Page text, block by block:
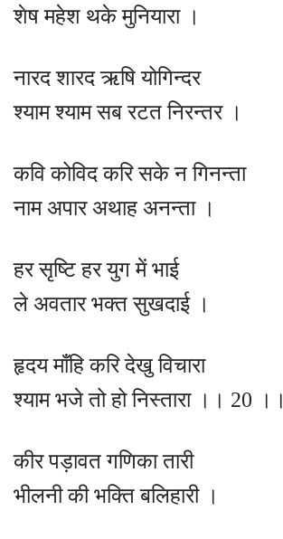
शेष महेश थके मुनियारा ।
नारद शारद ऋषि योगिन्दर
श्याम श्याम सब रटत निरन्तर ।
कवि कोविद करि सके न गिनन्ता
नाम अपार अथाह अनन्ता ।
हर सृष्टि हर युग में भाई
ले अवतार भक्त सुखदाई ।
हृदय माँहि करि देखु विचारा
श्याम भजे तो हो निस्तारा ।। 20 ।।
कीर पड़ावत गणिका तारी
भीलनी की भक्ति बलिहारी ।